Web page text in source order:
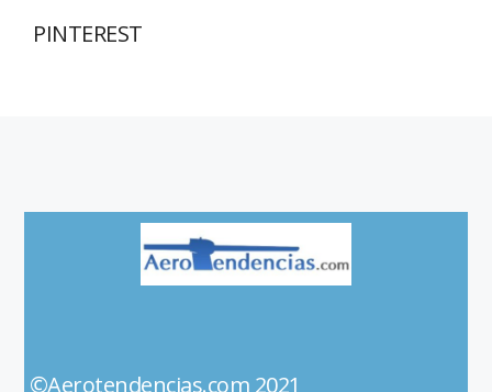
PINTEREST
©Aerotendencias.com 2021